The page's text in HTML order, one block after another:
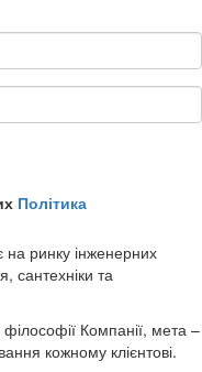
Політика
ринку інженерних
сантехніки та
філософії Компанії, мета –
кожному клієнтові.